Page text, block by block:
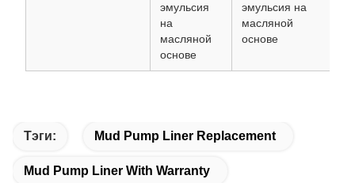
эмульсия
на
масляной
основе
эмульсия на
масляной
основе
Тэги: Mud Pump Liner Replacement
Mud Pump Liner With Warranty